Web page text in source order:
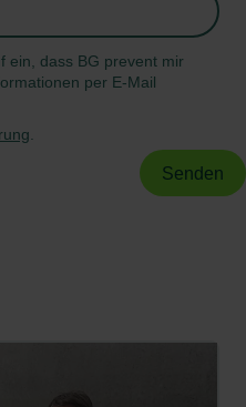
ein, dass BG prevent mir
per E-Mail